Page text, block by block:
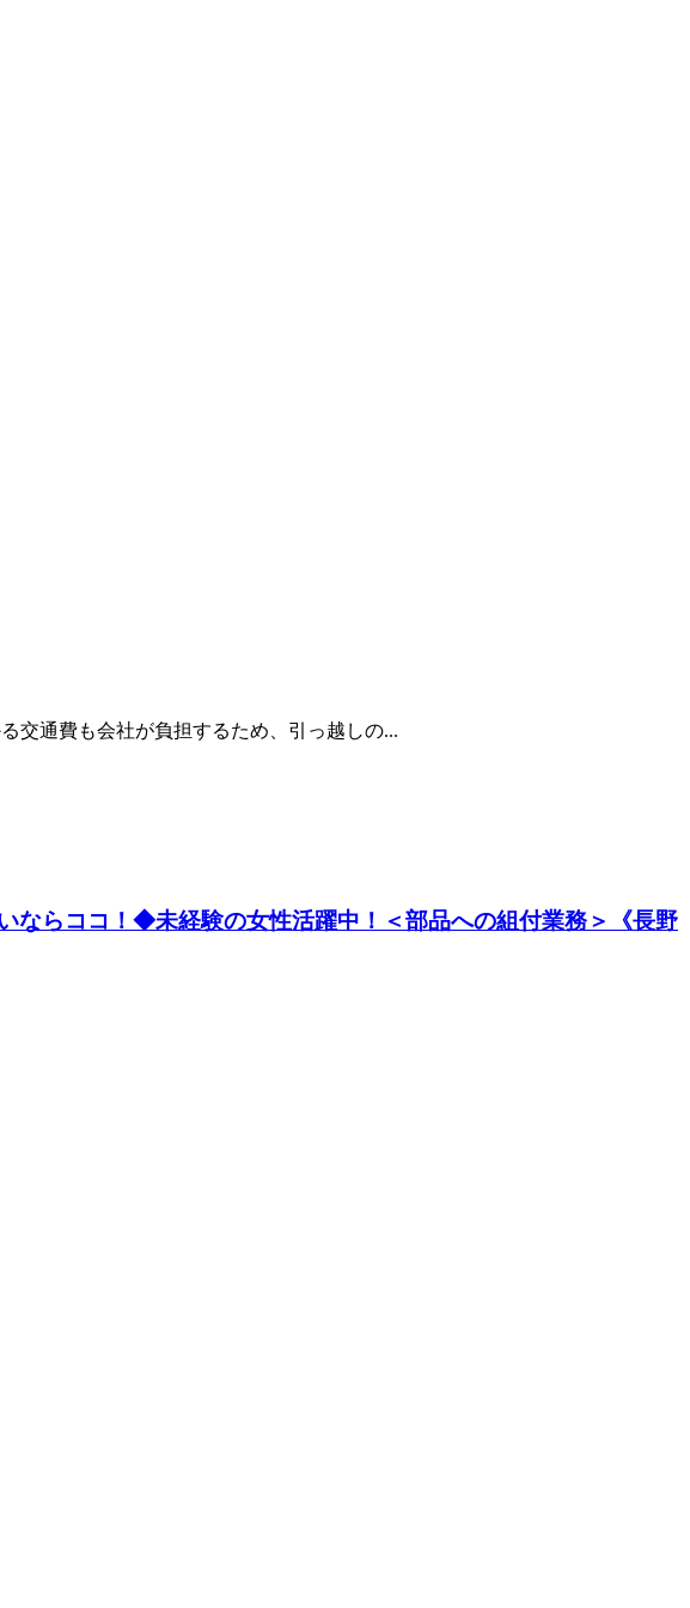
交通費も会社が負担するため、引っ越しの...
ならココ！◆未経験の女性活躍中！＜部品への組付業務＞《長野